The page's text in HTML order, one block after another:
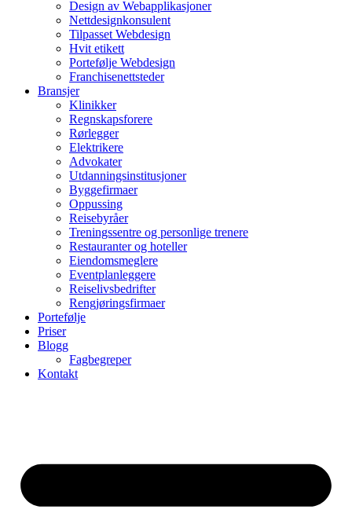
Design av Webapplikasjoner
Nettdesignkonsulent
Tilpasset Webdesign
Hvit etikett
Portefølje Webdesign
Franchisenettsteder
Bransjer
Klinikker
Regnskapsforere
Rørlegger
Elektrikere
Advokater
Utdanningsinstitusjoner
Byggefirmaer
Oppussing
Reisebyråer
Treningssentre og personlige trenere
Restauranter og hoteller
Eiendomsmeglere
Eventplanleggere
Reiselivsbedrifter
Rengjøringsfirmaer
Portefølje
Priser
Blogg
Fagbegreper
Kontakt